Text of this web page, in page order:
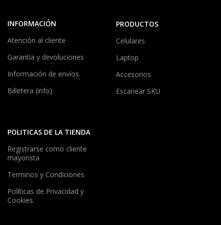
INFORMACIÓN
Atención al cliente
Garantía y devoluciones
Información de envíos
Billetera (info)
PRODUCTOS
Celulares
Laptop
Accesorios
Escanear SKU
POLITICAS DE LA TIENDA
Registrarse como cliente
mayorista
Terminos y Condiciones
Políticas de Privacidad y
Cookies